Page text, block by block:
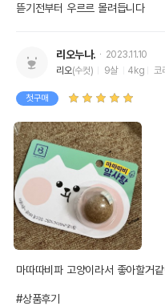
단,
뜯기전부터 우르르 몰려듭니다
리오누나.
2023.11.10
리오(수컷) 9살 4kg 코
첫구매
마따따비파 고양이라서 좋아할거
#상품후기